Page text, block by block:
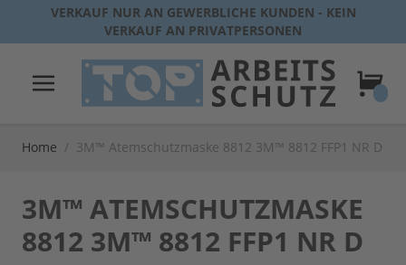
Direkt zum Inhalt
VERKAUF NUR AN GEWERBLICHE KUNDEN - KEIN
VERKAUF AN PRIVATPERSONEN
Home / 3M™ Atemschutzmaske 8812 3M™ 8812 FFP1 NR D
3M™ ATEMSCHUTZMASKE
8812 3M™ 8812 FFP1 NR D